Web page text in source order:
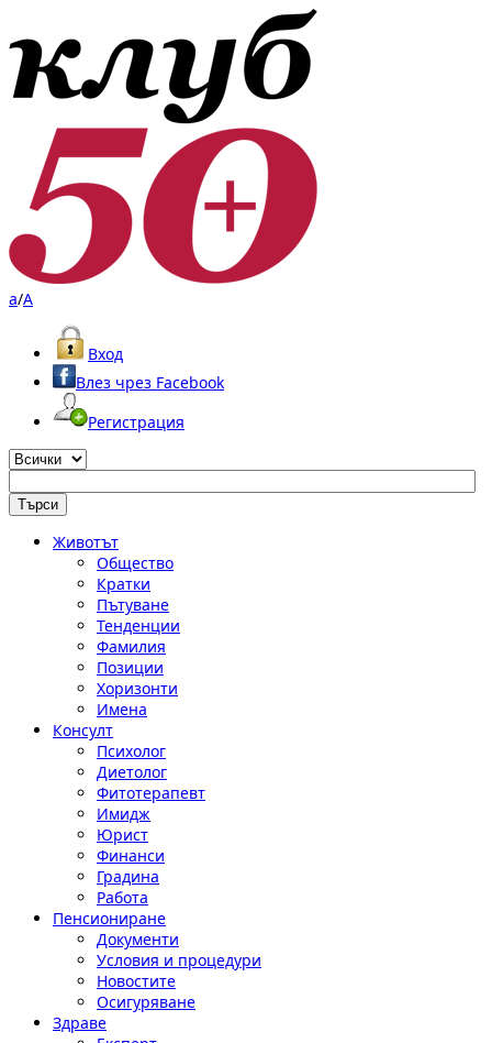
a/A
Вход
Влез чрез Facebook
Регистрация
Животът
Общество
Кратки
Пътуване
Тенденции
Фамилия
Позиции
Хоризонти
Имена
Консулт
Психолог
Диетолог
Фитотерапевт
Имидж
Юрист
Финанси
Градина
Работа
Пенсиониране
Документи
Условия и процедури
Новостите
Осигуряване
Здраве